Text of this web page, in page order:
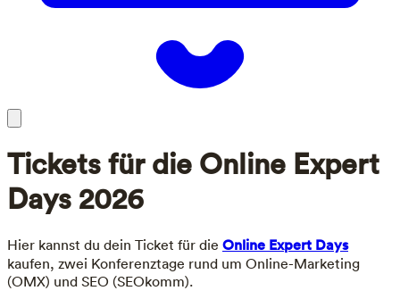
Tickets für die Online Expert
Days 2026
Hier kannst du dein Ticket für die Online Expert Days
kaufen, zwei Konferenztage rund um Online-Marketing
(OMX) und SEO (SEOkomm).